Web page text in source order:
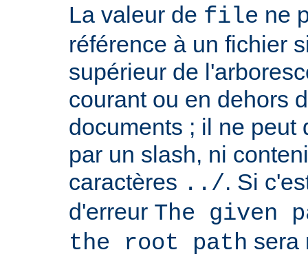
La valeur de file ne
référence à un fichier
supérieur de
courant ou en dehors
documents ; il ne peut
par un slash, ni
caractères ../. Si
d'erreur The given
the root path sera